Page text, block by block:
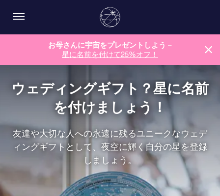
お母さんに宇宙をプレゼントしよう –
星に名前を付けて25%オフ！
ウェディングギフト？星に名前
を付けましょう！
友達や大切な人への永遠に残るユニークなウェデ
ィングギフトとして、夜空に輝く自分の星を登録
しましょう。